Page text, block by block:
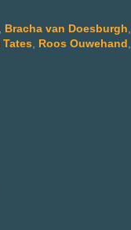
Bracha van Doesburgh
Roos Ouwehand